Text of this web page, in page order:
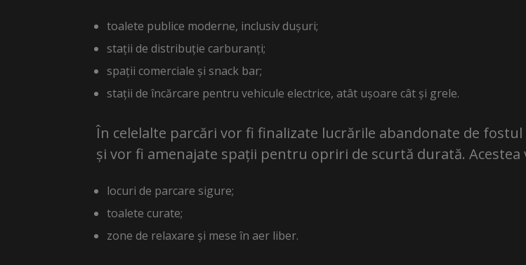
toalete publice moderne, inclusiv dușuri;
stații de distribuție carburanți;
spații comerciale și snack bar;
stații de încărcare pentru vehicule electrice, atât ușoare cât și grele.
În celelalte parcări vor fi finalizate lucrările abandonate de
și vor fi amenajate spații pentru opriri de scurtă durată. Acestea
locuri de parcare sigure;
toalete curate;
zone de relaxare și mese în aer liber.